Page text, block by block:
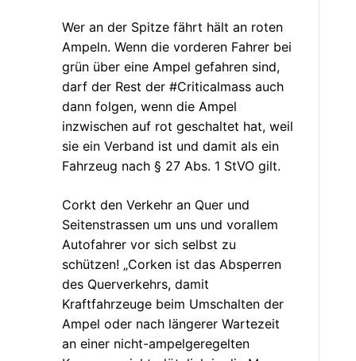
Wer an der Spitze fährt hält an roten
Ampeln. Wenn die vorderen Fahrer bei
grün über eine Ampel gefahren sind,
darf der Rest der #Criticalmass auch
dann folgen, wenn die Ampel
inzwischen auf rot geschaltet hat, weil
sie ein Verband ist und damit als ein
Fahrzeug nach § 27 Abs. 1 StVO gilt.
Corkt den Verkehr an Quer und
Seitenstrassen um uns und vorallem
Autofahrer vor sich selbst zu
schützen! „Corken ist das Absperren
des Querverkehrs, damit
Kraftfahrzeuge beim Umschalten der
Ampel oder nach längerer Wartezeit
an einer nicht-ampelgeregelten